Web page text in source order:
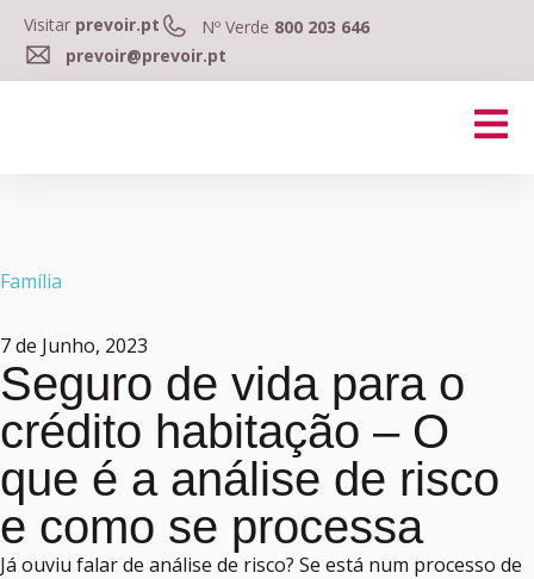
Visitar prevoir.pt Nº Verde 800 203 646
prevoir@prevoir.pt
Família
7 de Junho, 2023
Seguro de vida para o
crédito habitação – O
que é a análise de risco
e como se processa
Já ouviu falar de análise de risco? Se está num processo de